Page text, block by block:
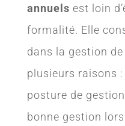
annuels est loin
formalité. Elle
dans la gestion
plusieurs raisons
posture de
bonne gestion